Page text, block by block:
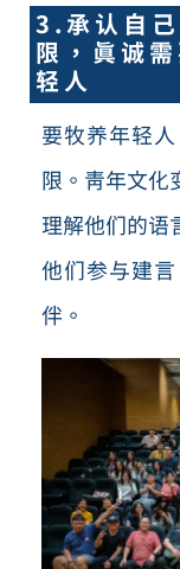
3.承认自己
限，真诚
轻人
要牧养年轻
限。青年文化
理解他们的语
他们参与建
伴。